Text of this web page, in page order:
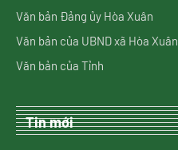
Văn bản Đảng ủy Hòa Xuân
Văn bản của UBND xã Hòa Xuân
Văn bản của Tỉnh
Tin mới